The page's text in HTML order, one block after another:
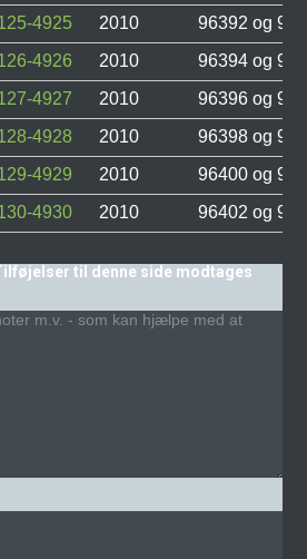
4925
2010
96392 og
4926
2010
96394 og
4927
2010
96396 og
4928
2010
96398 og
4929
2010
96400 og
4930
2010 96402 og
til denne side modtages